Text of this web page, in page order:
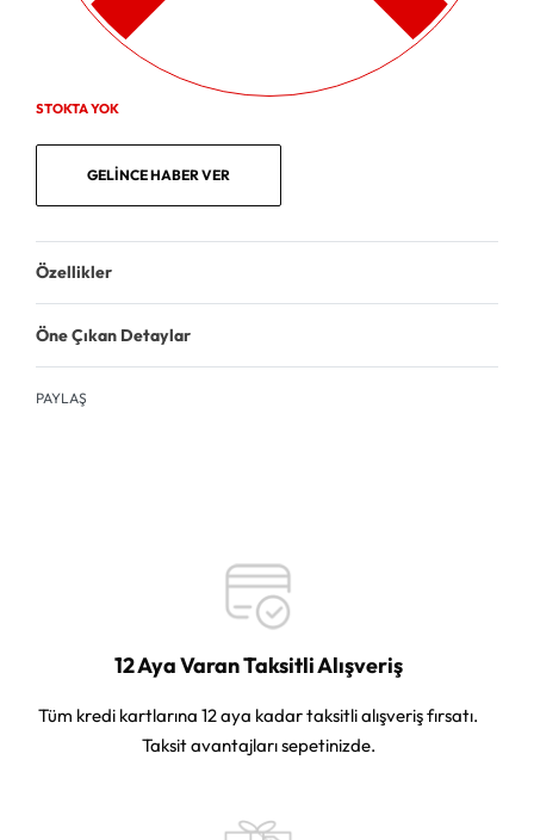
STOKTA YOK
GELINCE HABER VER
Özellikler
Öne Çıkan Detaylar
PAYLAŞ
12 Aya Varan Taksitli Alışveriş
Tüm kredi kartlarına 12 aya kadar taksitli alışveriş fırsatı.
Taksit avantajları sepetinizde.